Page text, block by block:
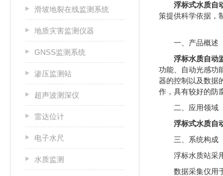
滑坡地裂在线监测系统
地质灾害监测仪器
GNSS监测系统
渗压监测站
超声波测深仪
雷达位计
电子水尺
水质监测
浮标式水质自
策提供科学依据，
一、产品概述
浮标水质自动
功能、自动光感功
器的控制以及数据
作，具有较好的防
二、应用领域
浮标式水质自
三、系统构成
浮标水质站采
数据采集仪用